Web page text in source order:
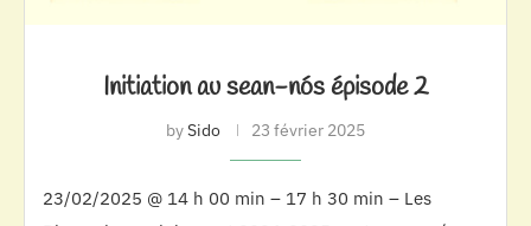
Initiation au sean-nós épisode 2
bySido 23 février 2025
23/02/2025 @ 14 h 00 min – 17 h 30 min – Les